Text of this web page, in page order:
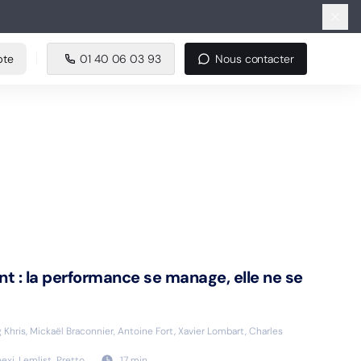
01 40 06 03 93 Nous contacter
01 40 06 03 93 Nous contacter
: la performance se manage, elle ne se
Mickaël Braconnier, Antoine Fort, Xavier Lombart, Charles